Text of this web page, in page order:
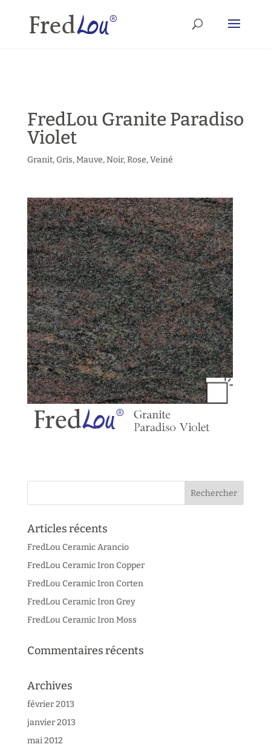
FredLou Granite Paradiso
Violet
Granit,Gris,Mauve,Noir,Rose,Veiné
Articles récents
FredLou Ceramic Arancio
FredLou Ceramic Iron Copper
FredLou Ceramic Iron Corten
FredLou Ceramic Iron Grey
FredLou Ceramic Iron Moss
Commentaires récents
Archives
février 2013
janvier 2013
mai 2012